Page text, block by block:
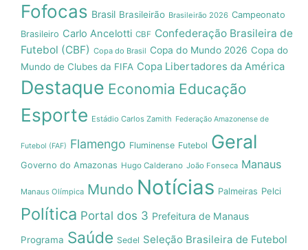
Fofocas Brasil Brasileirão Brasileirão 2026 Campeonato
Brasileiro Carlo Ancelotti CBF Confederação Brasileira de
Futebol (CBF) Copa do Brasil Copa do Mundo 2026 Copa do
Mundo de Clubes da FIFA Copa Libertadores da América
Destaque Economia Educação
Esporte Estádio Carlos Zamith Federação Amazonense de
Futebol (FAF) Flamengo Fluminense Futebol Geral
Governo do Amazonas Hugo Calderano João Fonseca Manaus
Manaus Olímpica Mundo Notícias Palmeiras Pelci
Política Portal dos 3 Prefeitura de Manaus
Programa Saúde Sedel Seleção Brasileira de Futebol